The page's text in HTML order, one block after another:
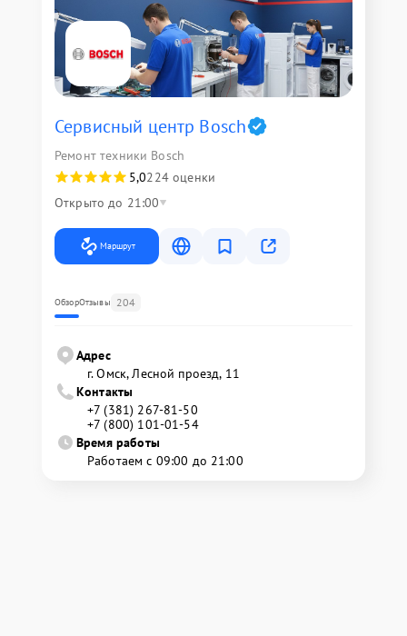
Сервисный центр Bosch
Ремонт техники Bosch
5,0224 оценки
Открыто до 21:00
Маршрут
ОбзорОтзывы 204
Адрес
г. Омск, ​Лесной проезд, 11
Контакты
+7 (381) 267-81-50
+7 (800) 101-01-54
Время работы
Работаем с 09:00 до 21:00